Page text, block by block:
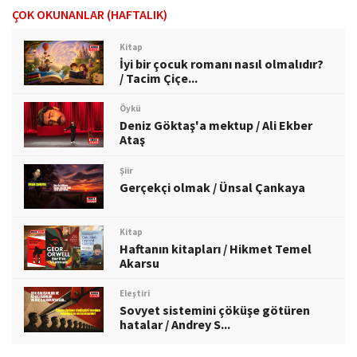
ÇOK OKUNANLAR (HAFTALIK)
Kitap
İyi bir çocuk romanı nasıl olmalıdır?
/ Tacim Çiçe...
Öykü
Deniz Göktaş'a mektup / Ali Ekber
Ataş
Şiir
Gerçekçi olmak / Ünsal Çankaya
Kitap
Haftanın kitapları / Hikmet Temel
Akarsu
Eleştiri
Sovyet sistemini çöküşe götüren
hatalar / Andrey S...